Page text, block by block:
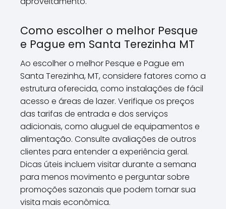
Como escolher o melhor Pesque
e Pague em Santa Terezinha MT
Ao escolher o melhor Pesque e Pague em
Santa Terezinha, MT, considere fatores como a
estrutura oferecida, como instalações de fácil
acesso e áreas de lazer. Verifique os preços
das tarifas de entrada e dos serviços
adicionais, como aluguel de equipamentos e
alimentação. Consulte avaliações de outros
clientes para entender a experiência geral.
Dicas úteis incluem visitar durante a semana
para menos movimento e perguntar sobre
promoções sazonais que podem tornar sua
visita mais econômica.